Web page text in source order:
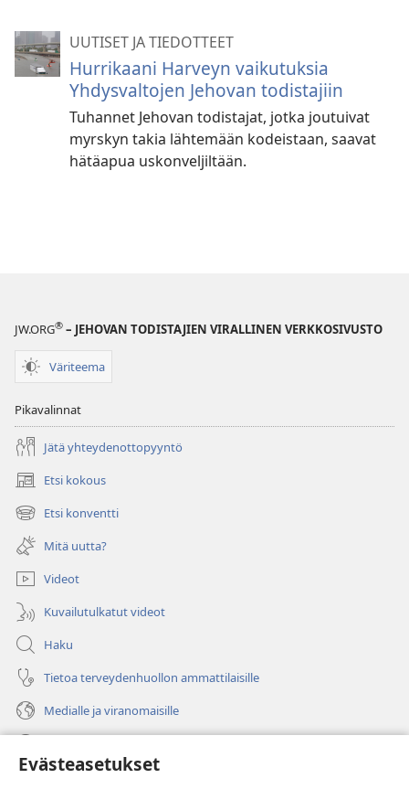
Evästeasetukset
UUTISET JA TIEDOTTEET
Hurrikaani Harveyn vaikutuksia
Yhdysvaltojen Jehovan todistajiin
Tuhannet Jehovan todistajat, jotka joutuivat
myrskyn takia lähtemään kodeistaan, saavat
hätäapua uskonveljiltään.
JW.ORG® – JEHOVAN TODISTAJIEN VIRALLINEN VERKKOSIVUSTO
Väriteema
Pikavalinnat
Jätä yhteydenottopyyntö
Etsi kokous
(avaa
uuden
ikkunan)
Etsi konventti
(avaa
uuden
ikkunan)
Mitä uutta?
Videot
Kuvailutulkatut videot
Haku
Tietoa terveydenhuollon ammattilaisille
Medialle ja viranomaisille